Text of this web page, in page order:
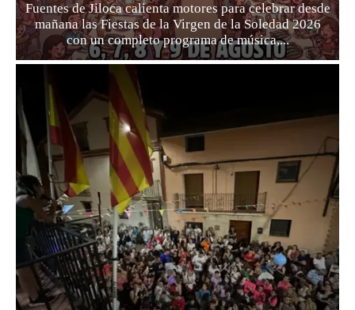
Fuentes de Jiloca calienta motores para celebrar desde
mañana las Fiestas de la Virgen de la Soledad 2026
con un completo programa de música,...